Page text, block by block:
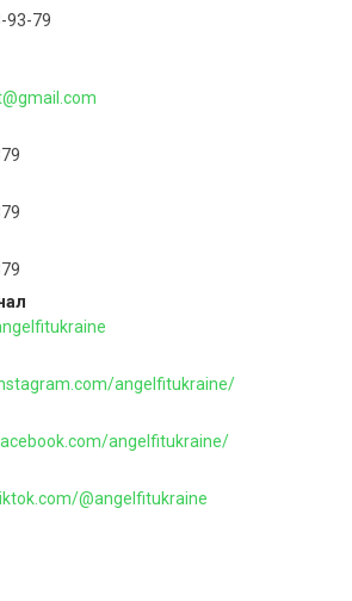
93-79
angelfitukraine/
angelfitukraine/
@angelfitukraine